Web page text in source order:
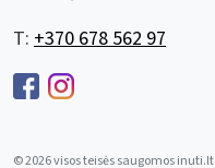
T: +370 678 562 97
© 2026 visos teisės saugomos inuti.lt